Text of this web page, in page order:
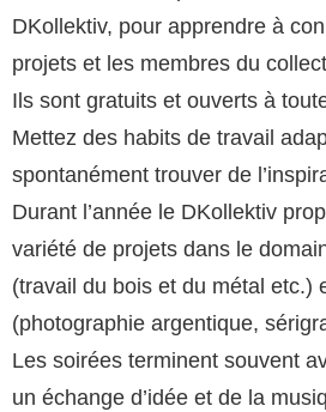
DKollektiv, pour apprendre à
projets et les membres du
Ils sont gratuits et ouverts à
Mettez des habits de travail
spontanément trouver de
Durant l’année le DKollektiv
variété de projets dans le
(travail du bois et du métal etc.)
(photographie argentique,
Les soirées terminent souvent
un échange d’idée et de la